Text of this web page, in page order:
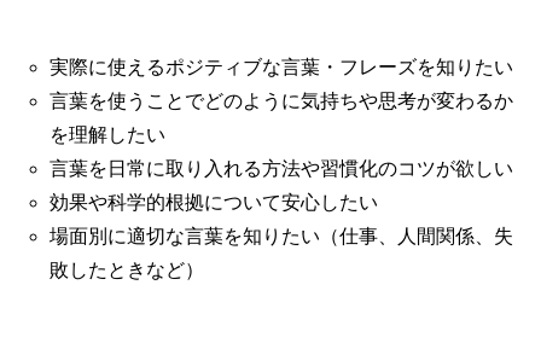
実際に使えるポジティブな言葉・フレーズを知りたい
言葉を使うことでどのように気持ちや思考が変わるか
を理解したい
言葉を日常に取り入れる方法や習慣化のコツが欲しい
効果や科学的根拠について安心したい
場面別に適切な言葉を知りたい（仕事、人間関係、失
敗したときなど）